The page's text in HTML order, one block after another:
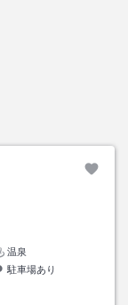
温泉
駐車場あり